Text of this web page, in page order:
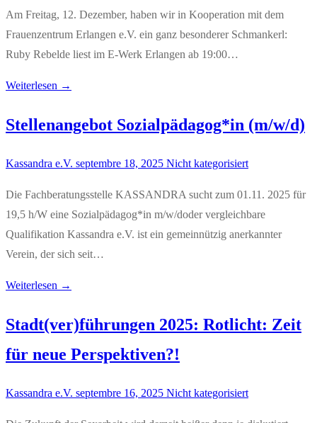
Am Freitag, 12. Dezember, haben wir in Kooperation mit dem
Frauenzentrum Erlangen e.V. ein ganz besonderer Schmankerl:
Ruby Rebelde liest im E-Werk Erlangen ab 19:00…
Weiterlesen →
Stellenangebot Sozialpädagog*in (m/w/d)
Kassandra e.V. septembre 18, 2025 Nicht kategorisiert
Die Fachberatungsstelle KASSANDRA sucht zum 01.11. 2025 für
19,5 h/W eine Sozialpädagog*in m/w/doder vergleichbare
Qualifikation Kassandra e.V. ist ein gemeinnützig anerkannter
Verein, der sich seit…
Weiterlesen →
Stadt(ver)führungen 2025: Rotlicht: Zeit
für neue Perspektiven?!
Kassandra e.V. septembre 16, 2025 Nicht kategorisiert